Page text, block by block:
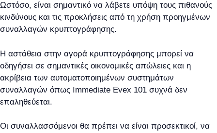
Ωστόσο, είναι σημαντικό να λάβετε υπόψη τους πιθανούς
κινδύνους και τις προκλήσεις από τη χρήση προηγμένων
συναλλαγών κρυπτογράφησης.
Η αστάθεια στην αγορά κρυπτογράφησης μπορεί να
οδηγήσει σε σημαντικές οικονομικές απώλειες και η
ακρίβεια των αυτοματοποιημένων συστημάτων
συναλλαγών όπως Immediate Evex 101 συχνά δεν
επαληθεύεται.
Οι συναλλασσόμενοι θα πρέπει να είναι προσεκτικοί, να